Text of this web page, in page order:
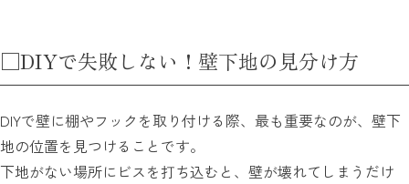
□DIYで失敗しない！壁下地の見分け方
DIYで壁に棚やフックを取り付ける際、最も重要なのが、壁下
地の位置を見つけることです。
下地がない場所にビスを打ち込むと、壁が壊れてしまうだけ